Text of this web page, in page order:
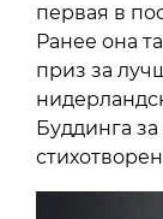
первая в
Ранее она
приз за
Буддинга